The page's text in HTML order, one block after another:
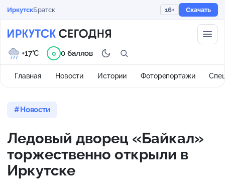
ИркутскБратск 16+ Скачать
Главная Новости Истории Фоторепортажи
+17°C 0 0 баллов
Новости
Ледовый дворец «Байкал»
торжественно открыли в
Иркутске